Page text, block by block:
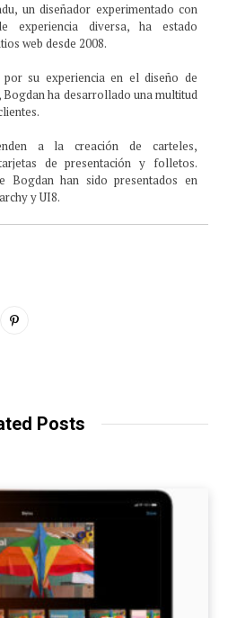
un diseñador experimentado con
experiencia diversa, ha estado
web desde 2008.
por su experiencia en el diseño de
ha desarrollado una multitud
a la creación de carteles,
de presentación y folletos.
Bogdan han sido presentados en
y UI8.
Posts